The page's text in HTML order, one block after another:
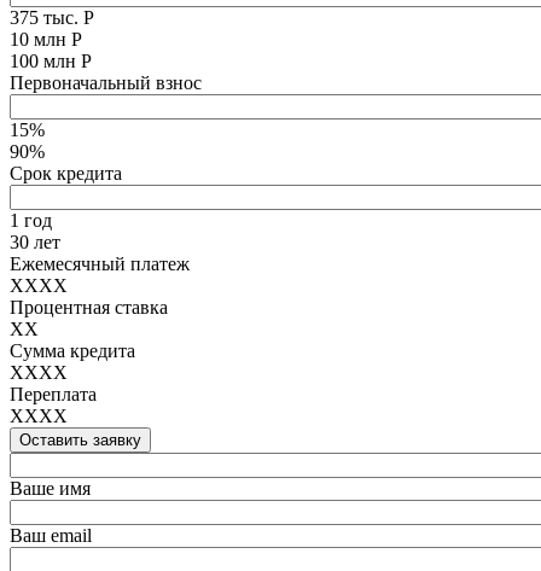
375 тыс. Р
10 млн Р
100 млн Р
Первоначальный взнос
15%
90%
Срок кредита
1 год
30 лет
Ежемесячный платеж
XXXX
Процентная ставка
XX
Сумма кредита
XXXX
Переплата
XXXX
Оставить заявку
Ваше имя
Ваш email